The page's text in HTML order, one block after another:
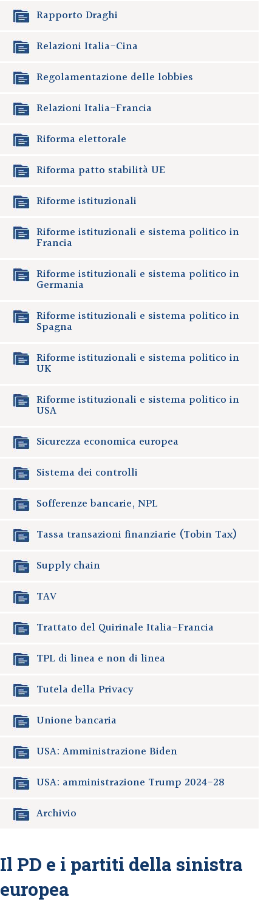
Rapporto Draghi
Relazioni Italia-Cina
Regolamentazione delle lobbies
Relazioni Italia-Francia
Riforma elettorale
Riforma patto stabilità UE
Riforme istituzionali
Riforme istituzionali e sistema politico in
Francia
Riforme istituzionali e sistema politico in
Germania
Riforme istituzionali e sistema politico in
Spagna
Riforme istituzionali e sistema politico in
UK
Riforme istituzionali e sistema politico in
USA
Sicurezza economica europea
Sistema dei controlli
Sofferenze bancarie, NPL
Tassa transazioni finanziarie (Tobin Tax)
Supply chain
TAV
Trattato del Quirinale Italia-Francia
TPL di linea e non di linea
Tutela della Privacy
Unione bancaria
USA: Amministrazione Biden
USA: amministrazione Trump 2024-28
Archivio
Il PD e i partiti della sinistra
europea